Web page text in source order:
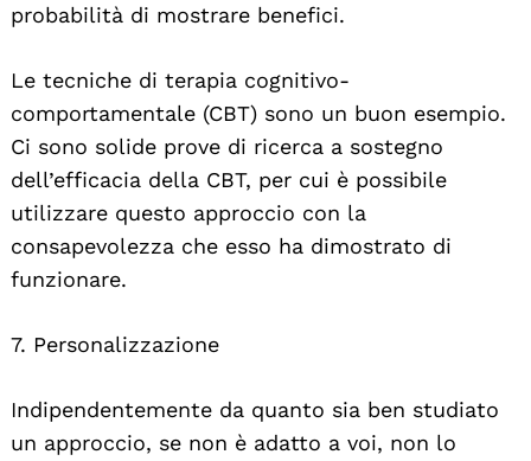
probabilità di mostrare benefici.
Le tecniche di terapia cognitivo-
comportamentale (CBT) sono un buon esempio.
Ci sono solide prove di ricerca a sostegno
dell’efficacia della CBT, per cui è possibile
utilizzare questo approccio con la
consapevolezza che esso ha dimostrato di
funzionare.
7. Personalizzazione
Indipendentemente da quanto sia ben studiato
un approccio, se non è adatto a voi, non lo